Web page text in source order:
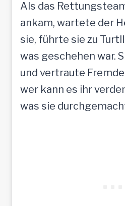
Als das
ankam, wartete der
sie, führte sie zu
was geschehen war.
und vertraute
wer kann es ihr
was sie